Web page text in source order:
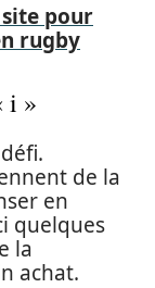
pour
rugby
i »
de la
en
quelques
la
achat.